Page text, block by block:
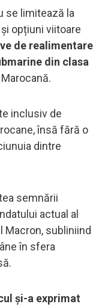
se limitează la
opțiuni viitoare
de realimentare
din clasa
inclusiv de
însă fără o
dintre
semnării
actual al
Macron, subliniind
în sfera
și-a exprimat